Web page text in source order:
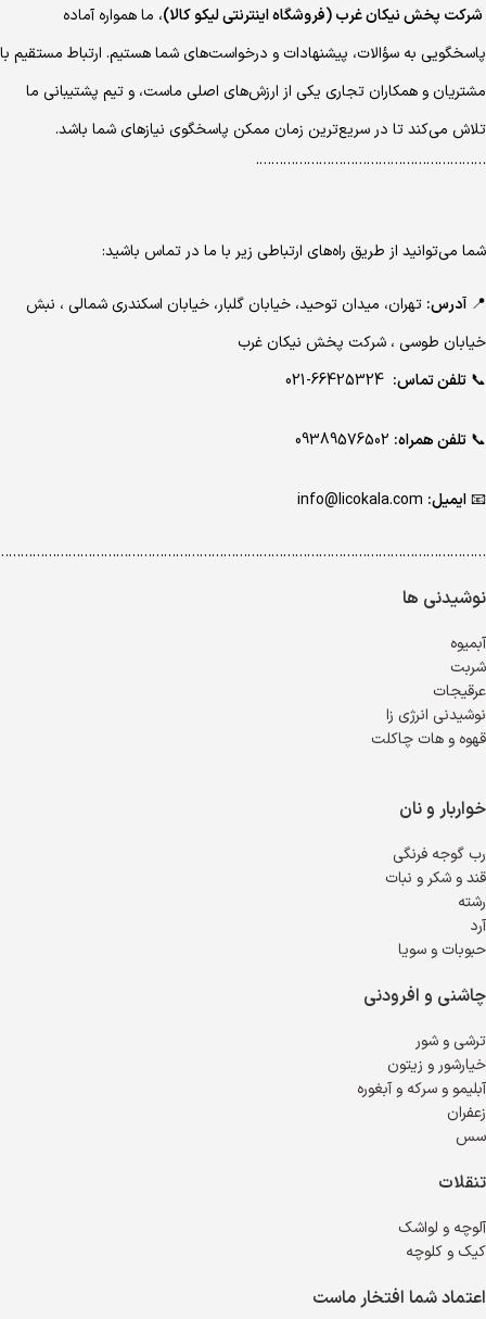
شرکت پخش نیکان غرب (فروشگاه اینترنتی لیکو کالا)، ما همواره آماده
پاسخگویی به سؤالات، پیشنهادات و درخواست‌های شما هستیم. ارتباط مستقیم با
مشتریان و همکاران تجاری یکی از ارزش‌های اصلی ماست، و تیم پشتیبانی ما
تلاش می‌کند تا در سریع‌ترین زمان ممکن پاسخگوی نیازهای شما باشد.
………………………………………………….
شما می‌توانید از طریق راه‌های ارتباطی زیر با ما در تماس باشید:
📍 آدرس: تهران، میدان توحید، خیابان گلبار، خیابان اسکندری شمالی ، نبش
خیابان طوسی ، شرکت پخش نیکان غرب
📞 تلفن تماس:
📞 تلفن همراه:
📧ایمیل:
نوشیدنی ها
آبمیوه
شربت
عرقیجات
نوشیدنی انرژی زا
قهوه و هات چاکلت
خواربار و نان
رب گوجه فرنگی
قند و شکر و نبات
رشته
آرد
حبوبات و سویا
چاشنی و افرودنی
ترشی و شور
خیارشور و زیتون
آبلیمو و سرکه و آبغوره
زعفران
سس
تنقلات
آلوچه و لواشک
کیک و کلوچه
اعتماد شما افتخار ماست